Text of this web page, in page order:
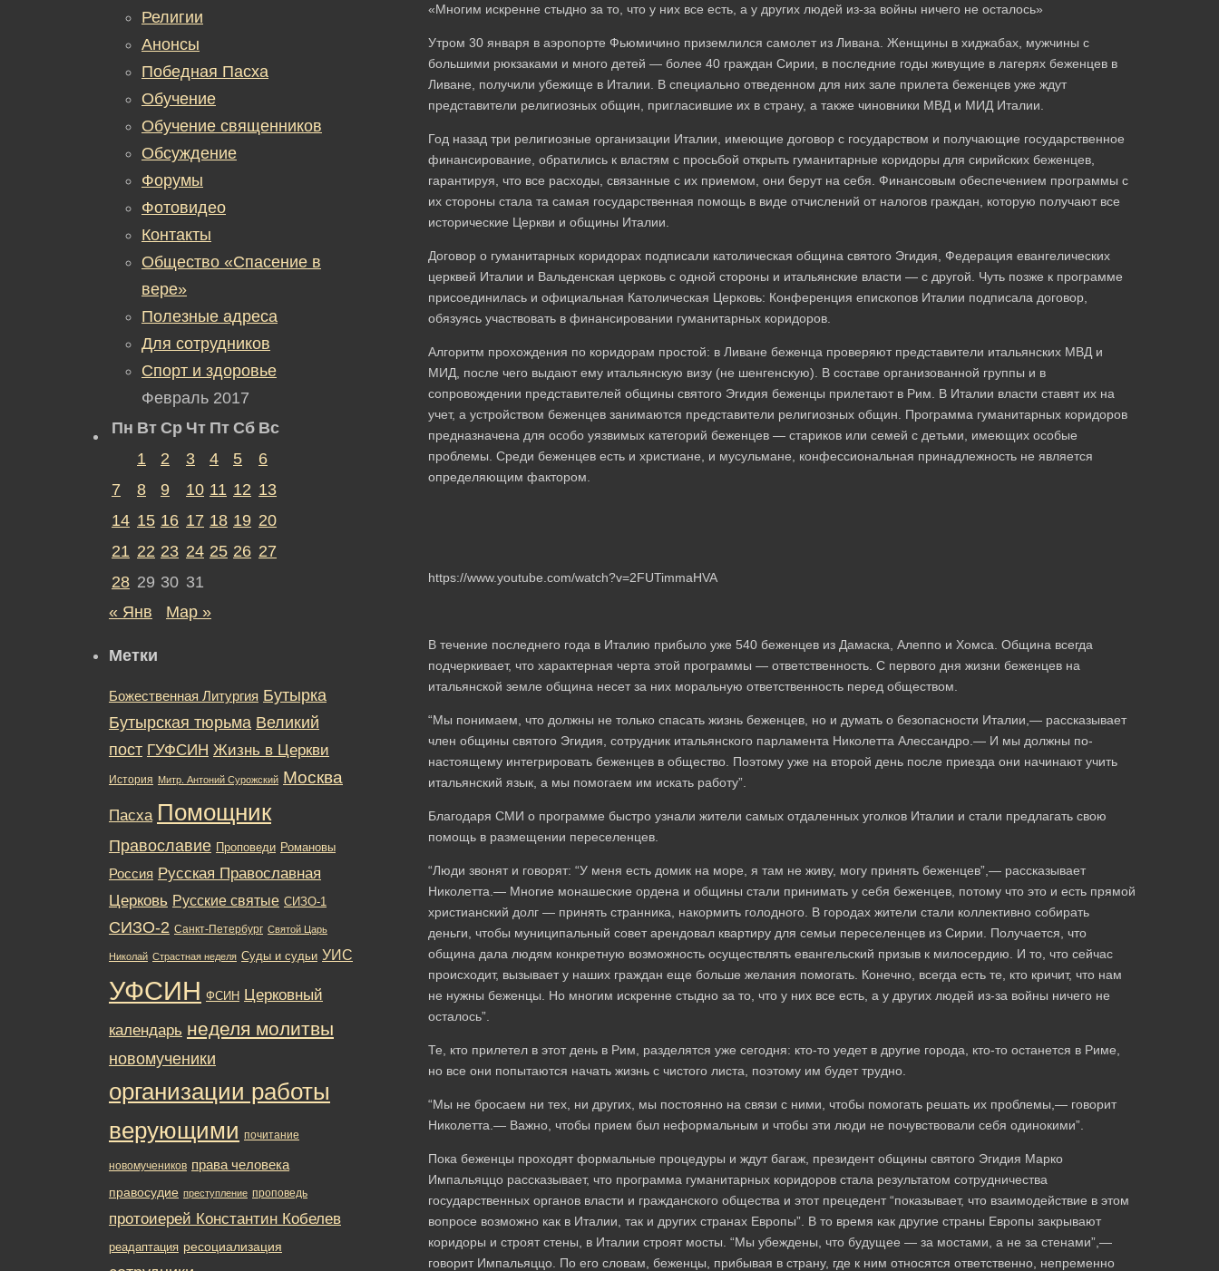
«Многим искренне стыдно за то, что у них все есть, а у других людей из-за войны ничего не осталось»
Утром 30 января в аэропорте Фьюмичино приземлился самолет из Ливана. Женщины в хиджабах, мужчины с
большими рюкзаками и много детей — более 40 граждан Сирии, в последние годы живущие в лагерях беженцев в
Ливане, получили убежище в Италии. В специально отведенном для них зале прилета беженцев уже ждут
представители религиозных общин, пригласившие их в страну, а также чиновники МВД и МИД Италии.
Год назад три религиозные организации Италии, имеющие договор с государством и получающие государственное
финансирование, обратились к властям с просьбой открыть гуманитарные коридоры для сирийских беженцев,
гарантируя, что все расходы, связанные с их приемом, они берут на себя. Финансовым обеспечением программы с
их стороны стала та самая государственная помощь в виде отчислений от налогов граждан, которую получают все
исторические Церкви и общины Италии.
Договор о гуманитарных коридорах подписали католическая община святого Эгидия, Федерация евангелических
церквей Италии и Вальденская церковь с одной стороны и итальянские власти — с другой. Чуть позже к программе
присоединилась и официальная Католическая Церковь: Конференция епископов Италии подписала договор,
обязуясь участвовать в финансировании гуманитарных коридоров.
Алгоритм прохождения по коридорам простой: в Ливане беженца проверяют представители итальянских МВД и
МИД, после чего выдают ему итальянскую визу (не шенгенскую). В составе организованной группы и в
сопровождении представителей общины святого Эгидия беженцы прилетают в Рим. В Италии власти ставят их на
учет, а устройством беженцев занимаются представители религиозных общин. Программа гуманитарных коридоров
предназначена для особо уязвимых категорий беженцев — стариков или семей с детьми, имеющих особые
проблемы. Среди беженцев есть и христиане, и мусульмане, конфессиональная принадлежность не является
определяющим фактором.
https://www.youtube.com/watch?v=2FUTimmaHVA
В течение последнего года в Италию прибыло уже 540 беженцев из Дамаска, Алеппо и Хомса. Община всегда
подчеркивает, что характерная черта этой программы — ответственность. С первого дня жизни беженцев на
итальянской земле община несет за них моральную ответственность перед обществом.
“Мы понимаем, что должны не только спасать жизнь беженцев, но и думать о безопасности Италии,— рассказывает
член общины святого Эгидия, сотрудник итальянского парламента Николетта Алессандро.— И мы должны по-
настоящему интегрировать беженцев в общество. Поэтому уже на второй день после приезда они начинают учить
итальянский язык, а мы помогаем им искать работу”.
Благодаря СМИ о программе быстро узнали жители самых отдаленных уголков Италии и стали предлагать свою
помощь в размещении переселенцев.
“Люди звонят и говорят: “У меня есть домик на море, я там не живу, могу принять беженцев”,— рассказывает
Николетта.— Многие монашеские ордена и общины стали принимать у себя беженцев, потому что это и есть прямой
христианский долг — принять странника, накормить голодного. В городах жители стали коллективно собирать
деньги, чтобы муниципальный совет арендовал квартиру для семьи переселенцев из Сирии. Получается, что
община дала людям конкретную возможность осуществлять евангельский призыв к милосердию. И то, что сейчас
происходит, вызывает у наших граждан еще больше желания помогать. Конечно, всегда есть те, кто кричит, что нам
не нужны беженцы. Но многим искренне стыдно за то, что у них все есть, а у других людей из-за войны ничего не
осталось”.
Те, кто прилетел в этот день в Рим, разделятся уже сегодня: кто-то уедет в другие города, кто-то останется в Риме,
но все они попытаются начать жизнь с чистого листа, поэтому им будет трудно.
“Мы не бросаем ни тех, ни других, мы постоянно на связи с ними, чтобы помогать решать их проблемы,— говорит
Николетта.— Важно, чтобы прием был неформальным и чтобы эти люди не почувствовали себя одинокими”.
Пока беженцы проходят формальные процедуры и ждут багаж, президент общины святого Эгидия Марко
Импальяццо рассказывает, что программа гуманитарных коридоров стала результатом сотрудничества
государственных органов власти и гражданского общества и этот прецедент “показывает, что взаимодействие в этом
вопросе возможно как в Италии, так и других странах Европы”. В то время как другие страны Европы закрывают
коридоры и строят стены, в Италии строят мосты. “Мы убеждены, что будущее — за мостами, а не за стенами”,—
говорит Импальяццо. По его словам, беженцы, прибывая в страну, где к ним относятся ответственно, непременно
Религии
Анонсы
Победная Пасха
Обучение
Обучение священников
Обсуждение
Форумы
Фотовидео
Контакты
Общество «Спасение в
вере»
Полезные адреса
Для сотрудников
Спорт и здоровье
Февраль 2017
Пн Вт Ср Чт Пт Сб Вс
1
2 3 4 5
6
7
8 9 10 11 12 13
14 15 16 17 18 19 20
21 22 23 24 25 26 27
28 29 30 31
« Янв
Мар »
Метки
Божественная Литургия Бутырка
Бутырская тюрьма Великий
пост ГУФСИН Жизнь в Церкви
История Митр. Антоний Сурожский Москва
Пасха Помощник
Православие Проповеди Романовы
Россия Русская Православная
Церковь Русские святые СИЗО-1
СИЗО-2 Санкт-Петербург Святой Царь
Николай Страстная неделя Суды и судьи УИС
УФСИН ФСИН Церковный
календарь неделя молитвы
новомученики
организации работы
верующими почитание
новомучеников права человека
правосудие преступление проповедь
протоиерей Константин Кобелев
реадаптация ресоциализация